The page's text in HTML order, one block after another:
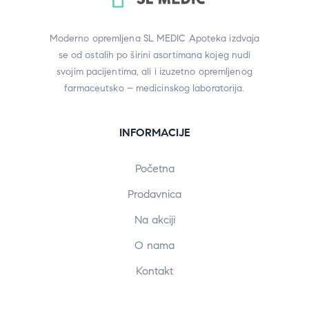
Moderno opremljena SL MEDIC Apoteka izdvaja
se od ostalih po širini asortimana kojeg nudi
svojim pacijentima, ali i izuzetno opremljenog
farmaceutsko – medicinskog laboratorija.
INFORMACIJE
Početna
Prodavnica
Na akciji
O nama
Kontakt